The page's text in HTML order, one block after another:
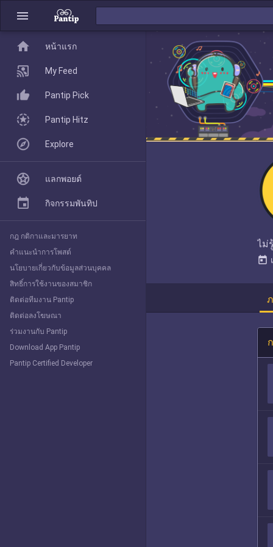
menu
ไม่
today
home
Pantip Pick
Explore
home หน้าแรก
My Feed
Pantip Pick
Pantip Hitz
Explore
แลกพอยต์
กิจกรรมพันทิป
กฎ กติกาและมารยาท
คำแนะนำการโพสต์
นโยบายเกี่ยวกับข้อมูลส่วนบุคคล
สิทธิ์การใช้งานของสมาชิก
ติดต่อทีมงาน Pantip
ติดต่อลงโฆษณา
ร่วมงานกับ Pantip
Download App Pantip
Pantip Certified Developer